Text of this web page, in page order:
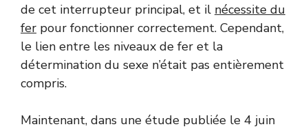
de cet interrupteur principal, et il nécessite du
fer pour fonctionner correctement. Cependant,
le lien entre les niveaux de fer et la
détermination du sexe n’était pas entièrement
compris.
Maintenant, dans une étude publiée le 4 juin